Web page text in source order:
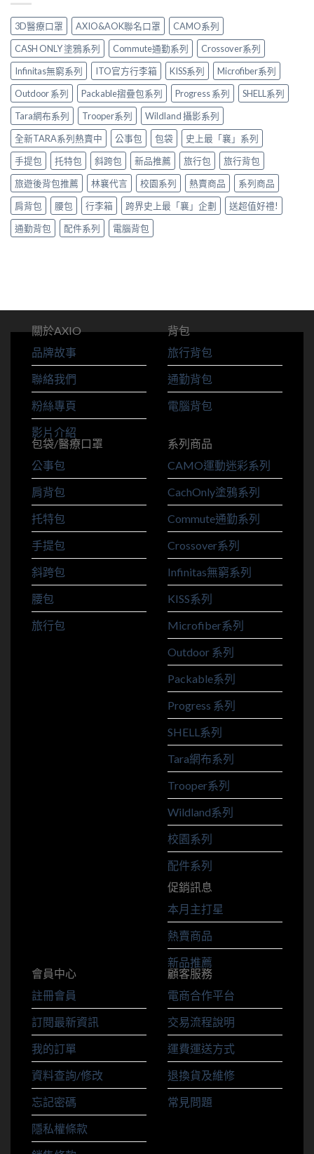
3D醫療口罩 AXIO&AOK聯名口罩
CAMO系列
CASH ONLY 塗鴉系列
Commute通勤系列
Crossover系列
Infinitas無窮系列
ITO官方行李箱 KISS系列
Microfiber系列
Outdoor 系列
Packable摺疊包系列 Progress 系列
SHELL系列
Tara網布系列
Trooper系列
Wildland 攝影系列
全新TARA系列熱賣中
公事包 包袋
史上最「襄」系列
手提包
托特包 斜跨包 新品推薦 旅行包
旅行背包
旅遊後背包推薦
林襄代言 校園系列 熱賣商品
系列商品
肩背包
腰包 行李箱 跨界史上最「襄」企劃
送超值好禮!
通勤背包
配件系列 電腦背包
關於AXIO
品牌故事
聯絡我們
粉絲專頁
影片介紹
背包
旅行背包
通勤背包
電腦背包
包袋/醫療口罩
公事包
肩背包
托特包
手提包
斜跨包
腰包
旅行包
系列商品
CAMO運動迷彩系列
CachOnly塗鴉系列
Commute通勤系列
Crossover系列
Infinitas無窮系列
KISS系列
Microfiber系列
Outdoor 系列
Packable系列
Progress 系列
SHELL系列
Tara網布系列
Trooper系列
Wildland系列
校園系列
配件系列
促銷訊息
本月主打星
熱賣商品
新品推薦
會員中心
註冊會員
訂閱最新資訊
我的訂單
資料查詢/修改
忘記密碼
隱私權條款
顧客服務
電商合作平台
交易流程說明
運費運送方式
退換貨及維修
常見問題